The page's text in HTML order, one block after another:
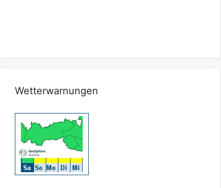
Wetterwarnungen